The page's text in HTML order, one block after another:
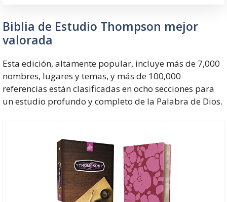
Biblia de Estudio Thompson mejor
valorada
Esta edición, altamente popular, incluye más de 7,000
nombres, lugares y temas, y más de 100,000
referencias están clasificadas en ocho secciones para
un estudio profundo y completo de la Palabra de Dios.